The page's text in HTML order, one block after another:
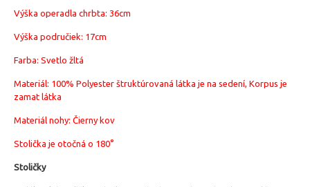
Výška operadla chrbta: 36cm
Výška područiek: 17cm
Farba: Svetlo žltá
Materiál: 100% Polyester štruktúrovaná látka je na sedení, Korpus je
zamat látka
Materiál nohy: Čierny kov
Stolička je otočná o 180°
Stoličky